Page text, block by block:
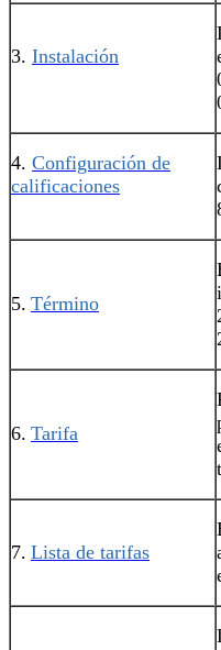
3. Instalación
4. Configuración de
calificaciones‍
5. Término
6. Tarifa
7. Lista de tarifas